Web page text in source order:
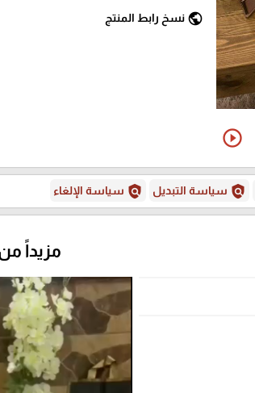
play_circle_outline
public نسخ رابط المنتج
policy سياسة التبديل policy سياسة الإلغاء
مزيداً